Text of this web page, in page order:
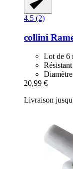
4.5 (2)
collini
Lot de 6
20,99 €
Livraison